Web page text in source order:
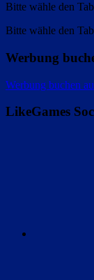
Bitte wähle den
Bitte wähle den
Werbung
Werbung buchen
LikeGames